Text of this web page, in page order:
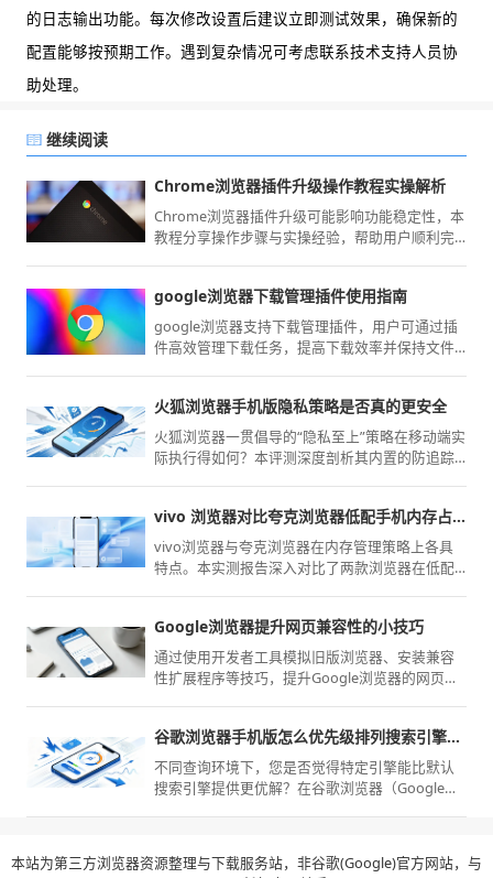
的日志输出功能。每次修改设置后建议立即测试效果，确保新的
配置能够按预期工作。遇到复杂情况可考虑联系技术支持人员协
助处理。
继续阅读
Chrome浏览器插件升级操作教程实操解析
Chrome浏览器插件升级可能影响功能稳定性，本
教程分享操作步骤与实操经验，帮助用户顺利完
google浏览器下载管理插件使用指南
google浏览器支持下载管理插件，用户可通过插
件高效管理下载任务，提高下载效率并保持文件
火狐浏览器手机版隐私策略是否真的更安全
火狐浏览器一贯倡导的“隐私至上”策略在移动端实
际执行得如何？本评测深度剖析其内置的防追踪
边界与安全水平。
vivo 浏览器对比夸克浏览器低配手机内存占用实测
vivo浏览器与夸克浏览器在内存管理策略上各具
特点。本实测报告深入对比了两款浏览器在低配
资源的上网方案。
Google浏览器提升网页兼容性的小技巧
通过使用开发者工具模拟旧版浏览器、安装兼容
性扩展程序等技巧，提升Google浏览器的网页兼
谷歌浏览器手机版怎么优先级排列搜索引擎权重
不同查询环境下，您是否觉得特定引擎能比默认
搜索引擎提供更优解？在谷歌浏览器（Google
本站为第三方浏览器资源整理与下载服务站，非谷歌(Google)官方网站，与